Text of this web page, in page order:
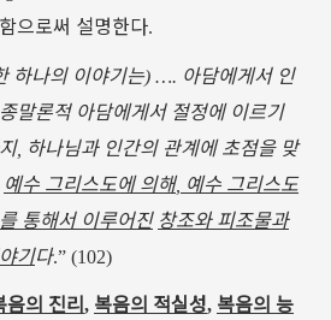
으로써 설명한다.
하나의 이야기는) …. 아담에게서 인
종말론적 아담에게서 절정에 이르기
, 하나님과 인간의 관계에 초점을 맞
예수 그리스도에 의해, 예수 그리스도
통해서 이루어진 창조와 피조물과
기다.” (102)
음의 진리, 복음의 적실성, 복음의 능